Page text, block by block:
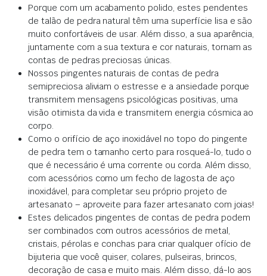
Porque com um acabamento polido, estes pendentes
de talão de pedra natural têm uma superfície lisa e são
muito confortáveis de usar. Além disso, a sua aparência,
juntamente com a sua textura e cor naturais, tornam as
contas de pedras preciosas únicas.
Nossos pingentes naturais de contas de pedra
semipreciosa aliviam o estresse e a ansiedade porque
transmitem mensagens psicológicas positivas, uma
visão otimista da vida e transmitem energia cósmica ao
corpo.
Como o orifício de aço inoxidável no topo do pingente
de pedra tem o tamanho certo para rosqueá-lo, tudo o
que é necessário é uma corrente ou corda. Além disso,
com acessórios como um fecho de lagosta de aço
inoxidável, para completar seu próprio projeto de
artesanato – aproveite para fazer artesanato com joias!
Estes delicados pingentes de contas de pedra podem
ser combinados com outros acessórios de metal,
cristais, pérolas e conchas para criar qualquer ofício de
bijuteria que você quiser, colares, pulseiras, brincos,
decoração de casa e muito mais. Além disso, dá-lo aos